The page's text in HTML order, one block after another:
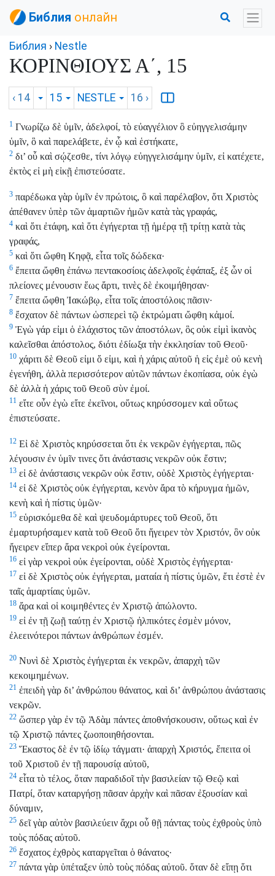
Библия онлайн
Библия › Nestle
ΚΟΡΙΝΘΙΟΥΣ Α΄, 15
‹ 14 15 NESTLE 16 ›
1 Γνωρίζω δὲ ὑμῖν, ἀδελφοί, τὸ εὐαγγέλιον ὃ εὐηγγελισάμην
ὑμῖν, ὃ καὶ παρελάβετε, ἐν ᾧ καὶ ἑστήκατε,
2 δι’ οὗ καὶ σῴζεσθε, τίνι λόγῳ εὐηγγελισάμην ὑμῖν, εἰ κατέχετε,
ἐκτὸς εἰ μὴ εἰκῇ ἐπιστεύσατε.
3 παρέδωκα γὰρ ὑμῖν ἐν πρώτοις, ὃ καὶ παρέλαβον, ὅτι Χριστὸς
ἀπέθανεν ὑπὲρ τῶν ἁμαρτιῶν ἡμῶν κατὰ τὰς γραφάς,
4 καὶ ὅτι ἐτάφη, καὶ ὅτι ἐγήγερται τῇ ἡμέρᾳ τῇ τρίτῃ κατὰ τὰς
γραφάς,
5 καὶ ὅτι ὤφθη Κηφᾷ, εἶτα τοῖς δώδεκα·
6 ἔπειτα ὤφθη ἐπάνω πεντακοσίοις ἀδελφοῖς ἐφάπαξ, ἐξ ὧν οἱ
πλείονες μένουσιν ἕως ἄρτι, τινὲς δὲ ἐκοιμήθησαν·
7 ἔπειτα ὤφθη Ἰακώβῳ, εἶτα τοῖς ἀποστόλοις πᾶσιν·
8 ἔσχατον δὲ πάντων ὡσπερεὶ τῷ ἐκτρώματι ὤφθη κἀμοί.
9 Ἐγὼ γάρ εἰμι ὁ ἐλάχιστος τῶν ἀποστόλων, ὃς οὐκ εἰμὶ ἱκανὸς
καλεῖσθαι ἀπόστολος, διότι ἐδίωξα τὴν ἐκκλησίαν τοῦ Θεοῦ·
10 χάριτι δὲ Θεοῦ εἰμι ὅ εἰμι, καὶ ἡ χάρις αὐτοῦ ἡ εἰς ἐμὲ οὐ κενὴ
ἐγενήθη, ἀλλὰ περισσότερον αὐτῶν πάντων ἐκοπίασα, οὐκ ἐγὼ
δὲ ἀλλὰ ἡ χάρις τοῦ Θεοῦ σὺν ἐμοί.
11 εἴτε οὖν ἐγὼ εἴτε ἐκεῖνοι, οὕτως κηρύσσομεν καὶ οὕτως
ἐπιστεύσατε.
12 Εἰ δὲ Χριστὸς κηρύσσεται ὅτι ἐκ νεκρῶν ἐγήγερται, πῶς
λέγουσιν ἐν ὑμῖν τινες ὅτι ἀνάστασις νεκρῶν οὐκ ἔστιν;
13 εἰ δὲ ἀνάστασις νεκρῶν οὐκ ἔστιν, οὐδὲ Χριστὸς ἐγήγερται·
14 εἰ δὲ Χριστὸς οὐκ ἐγήγερται, κενὸν ἄρα τὸ κήρυγμα ἡμῶν,
κενὴ καὶ ἡ πίστις ὑμῶν·
15 εὑρισκόμεθα δὲ καὶ ψευδομάρτυρες τοῦ Θεοῦ, ὅτι
ἐμαρτυρήσαμεν κατὰ τοῦ Θεοῦ ὅτι ἤγειρεν τὸν Χριστόν, ὃν οὐκ
ἤγειρεν εἴπερ ἄρα νεκροὶ οὐκ ἐγείρονται.
16 εἰ γὰρ νεκροὶ οὐκ ἐγείρονται, οὐδὲ Χριστὸς ἐγήγερται·
17 εἰ δὲ Χριστὸς οὐκ ἐγήγερται, ματαία ἡ πίστις ὑμῶν, ἔτι ἐστὲ ἐν
ταῖς ἁμαρτίαις ὑμῶν.
18 ἄρα καὶ οἱ κοιμηθέντες ἐν Χριστῷ ἀπώλοντο.
19 εἰ ἐν τῇ ζωῇ ταύτῃ ἐν Χριστῷ ἠλπικότες ἐσμὲν μόνον,
ἐλεεινότεροι πάντων ἀνθρώπων ἐσμέν.
20 Νυνὶ δὲ Χριστὸς ἐγήγερται ἐκ νεκρῶν, ἀπαρχὴ τῶν
κεκοιμημένων.
21 ἐπειδὴ γὰρ δι’ ἀνθρώπου θάνατος, καὶ δι’ ἀνθρώπου ἀνάστασις
νεκρῶν.
22 ὥσπερ γὰρ ἐν τῷ Ἀδὰμ πάντες ἀποθνήσκουσιν, οὕτως καὶ ἐν
τῷ Χριστῷ πάντες ζωοποιηθήσονται.
23 Ἕκαστος δὲ ἐν τῷ ἰδίῳ τάγματι· ἀπαρχὴ Χριστός, ἔπειτα οἱ
τοῦ Χριστοῦ ἐν τῇ παρουσίᾳ αὐτοῦ,
24 εἶτα τὸ τέλος, ὅταν παραδιδοῖ τὴν βασιλείαν τῷ Θεῷ καὶ
Πατρί, ὅταν καταργήσῃ πᾶσαν ἀρχὴν καὶ πᾶσαν ἐξουσίαν καὶ
δύναμιν,
25 δεῖ γὰρ αὐτὸν βασιλεύειν ἄχρι οὗ θῇ πάντας τοὺς ἐχθροὺς ὑπὸ
τοὺς πόδας αὐτοῦ.
26 ἔσχατος ἐχθρὸς καταργεῖται ὁ θάνατος·
27 πάντα γὰρ ὑπέταξεν ὑπὸ τοὺς πόδας αὐτοῦ. ὅταν δὲ εἴπῃ ὅτι